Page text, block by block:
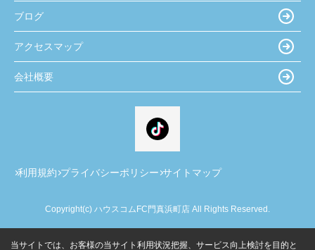
ブログ
アクセスマップ
会社概要
利用規約 プライバシーポリシー サイトマップ
Copyright(c) ハウスコムFC門真浜町店 All Rights Reserved.
当サイトでは、お客様の当サイト利用状況把握、サービス向上検討を目的と